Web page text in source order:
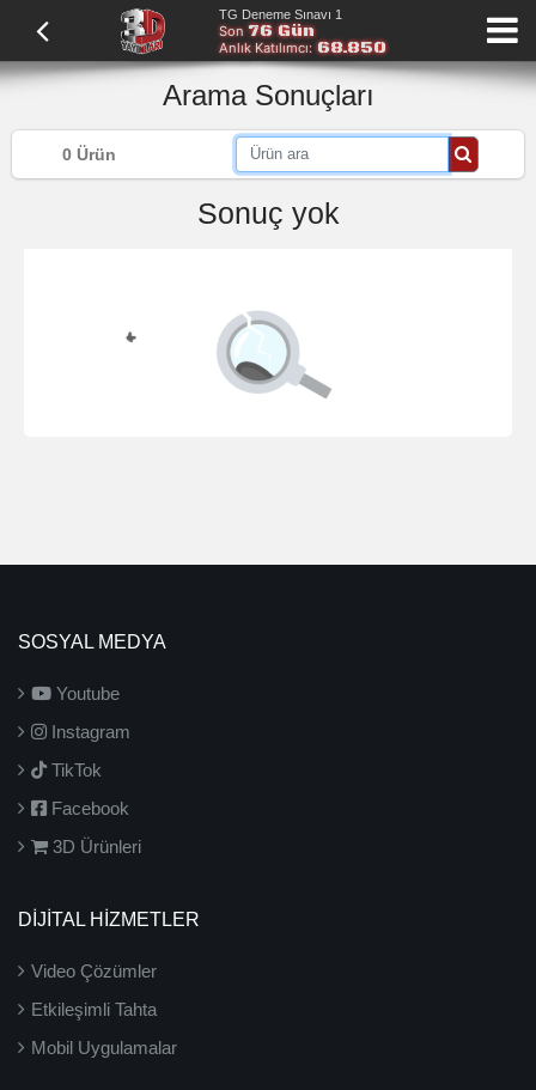
TG Deneme Sınavı 1
Son76 Gün
Anlık Katılımcı:68.850
Arama Sonuçları
0 Ürün
Sonuç yok
SOSYAL MEDYA
Youtube
Instagram
TikTok
Facebook
3D Ürünleri
DİJİTAL HİZMETLER
Video Çözümler
Etkileşimli Tahta
Mobil Uygulamalar